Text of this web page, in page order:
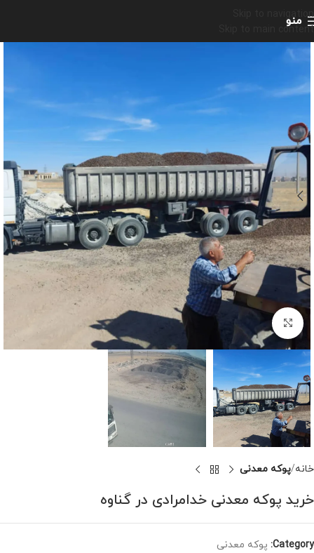
Skip to navigation
Skip to main content
منو
برای بزرگنمایی کلیک کنید
خانه پوکه معدنی
خرید پوکه معدنی خدامرادی در گناوه
Category: پوکه معدنی